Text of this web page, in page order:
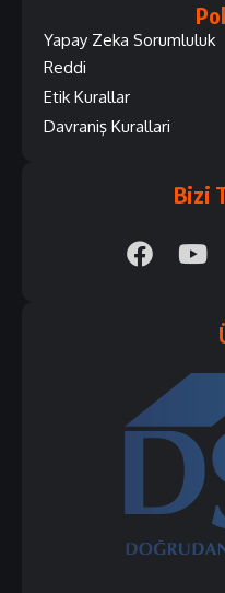
Yapay Zeka Sorumluluk
Reddi
Etik Kurallar
Davraniş Kurallari
Bizi